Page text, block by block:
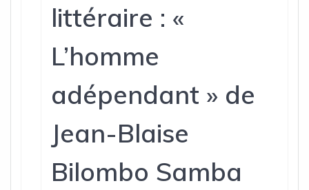
littéraire : «
L’homme
adépendant » de
Jean-Blaise
Bilombo Samba